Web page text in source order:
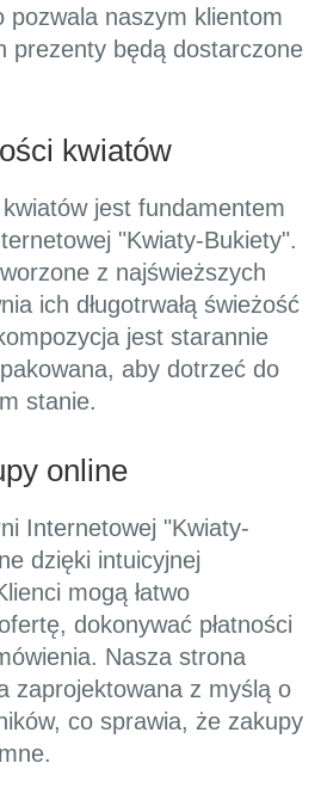
pozwala naszym klientom
prezenty będą dostarczone
kwiatów
jest fundamentem
"Kwiaty-Bukiety".
z najświeższych
ich długotrwałą świeżość
jest starannie
aby dotrzeć do
stanie.
online
Internetowej "Kwiaty-
dzięki intuicyjnej
mogą łatwo
dokonywać płatności
Nasza strona
zaprojektowana z myślą o
co sprawia, że zakupy